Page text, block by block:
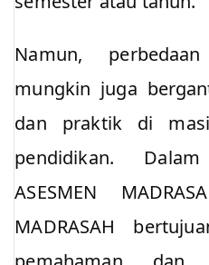
Namun,
mungkin juga
dan praktik di
pendidikan.
ASESMEN
MADRASAH